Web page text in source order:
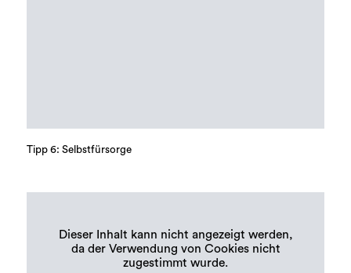
Tipp 6: Selbstfürsorge
Dieser Inhalt kann nicht angezeigt werden,
da der Verwendung von Cookies nicht
zugestimmt wurde.